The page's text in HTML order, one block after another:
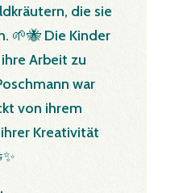
die sie
🌱🐝 Die Kinder
Arbeit zu
war
von ihrem
Kreativität